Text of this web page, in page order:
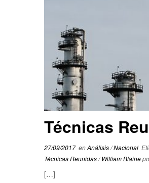
Técnicas
27/09/2017enAnálisis/Nacional
Técnicas Reunidas/William Blaine
[…]